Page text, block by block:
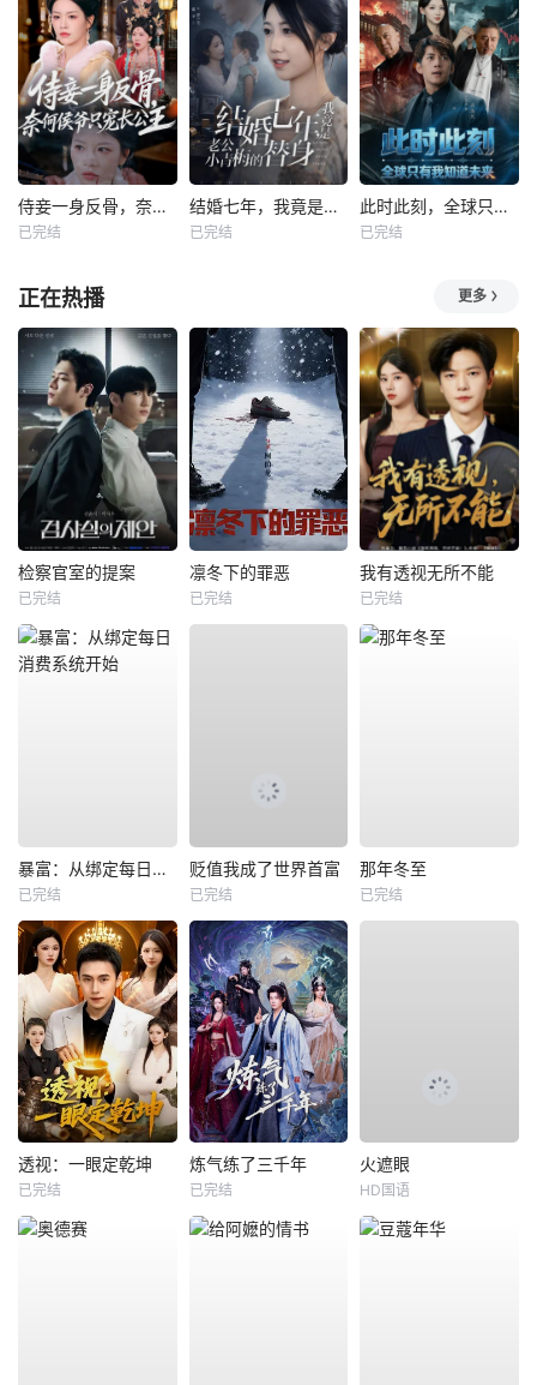
侍妾一身反骨，奈何侯爷只宠长公主
已完结
结婚七年，我竟是老公小青梅的替身
已完结
此时此刻，全球只有我知道未来
已完结
正在热播 更多
检察官室的提案
已完结
凛冬下的罪恶
已完结
我有透视无所不能
已完结
暴富：从绑定每日消费系统开始
已完结
贬值我成了世界首富
已完结
那年冬至
已完结
透视：一眼定乾坤
已完结
炼气练了三千年
已完结
火遮眼
HD国语